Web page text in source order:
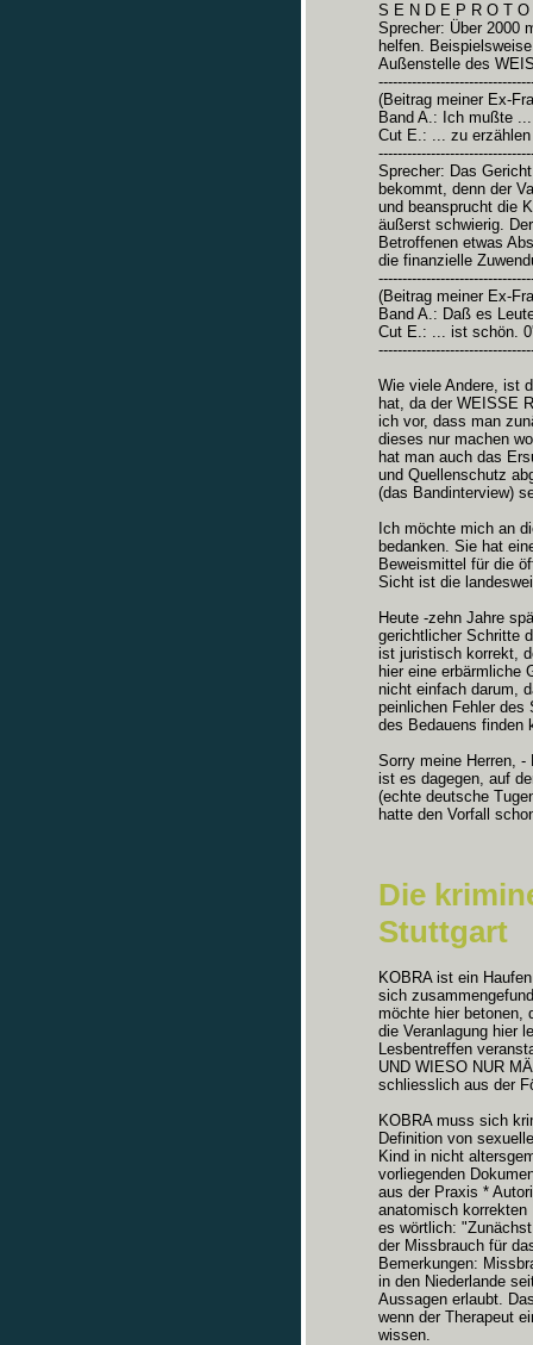
S E N D E P R O T
Sprecher: Über 2000
helfen.
Außenstelle des
(Beitrag meiner Ex-
Band A.: Ich mußte ...
Cut E.: ... zu erzählen
Sprecher: Das
bekommt, denn der
und beansprucht die
äußerst schwierig.
Betroffenen etwas
die finanzielle
(Beitrag meiner Ex-
Band A.: Daß es
Cut E.: ... ist schön.
Wie viele Andere, ist
hat, da der WEISSE
ich vor, dass man
dieses nur machen
hat man auch das
und Quellenschutz
(das Bandinterview)
Ich möchte mich an
bedanken. Sie hat
Beweismittel für die
Sicht ist die
Heute -zehn Jahre
gerichtlicher Schritte
ist juristisch korrekt,
hier eine erbärmliche
nicht einfach darum,
peinlichen Fehler des
des Bedauens finden
Sorry meine Herren, -
ist es dagegen, auf
(echte deutsche
hatte den Vorfall
Die
Stuttgart
KOBRA ist ein
sich
möchte hier betonen,
die Veranlagung hier
Lesbentreffen
UND WIESO NUR
schliesslich aus der
KOBRA muss sich
Definition von
Kind in nicht
vorliegenden
aus der Praxis *
anatomisch korrekten
es wörtlich:
der Missbrauch für
Bemerkungen:
in den Niederlande
Aussagen erlaubt.
wenn der Therapeut
wissen.